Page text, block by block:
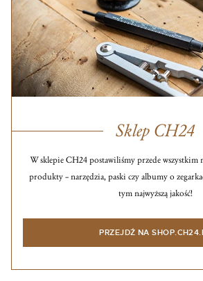
Sklep CH24
W sklepie CH24 postawiliśmy przede wszystkim
produkty – narzędzia, paski czy albumy o
tym najwyższą jakość!
PRZEJDŹ NA